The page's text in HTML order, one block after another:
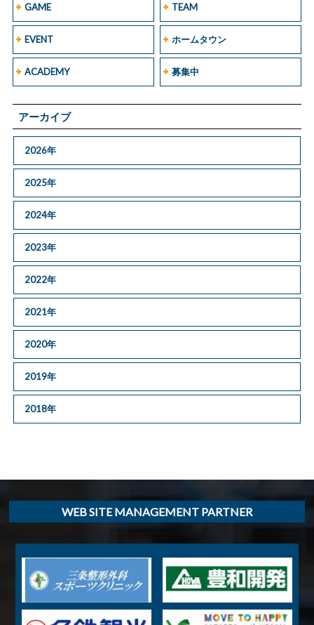
GAME TEAM
EVENT ホームタウン
ACADEMY 募集中
アーカイブ
2026年
2025年
2024年
2023年
2022年
2021年
2020年
2019年
2018年
WEB SITE MANAGEMENT PARTNER